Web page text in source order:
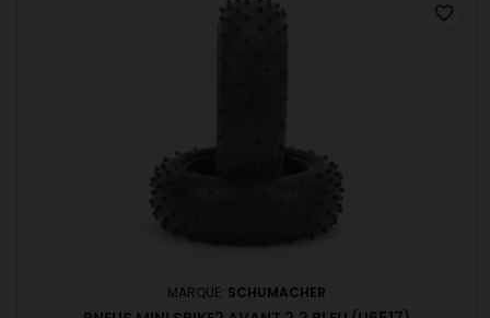
MARQUE: SCHUMACHER
favorite_border